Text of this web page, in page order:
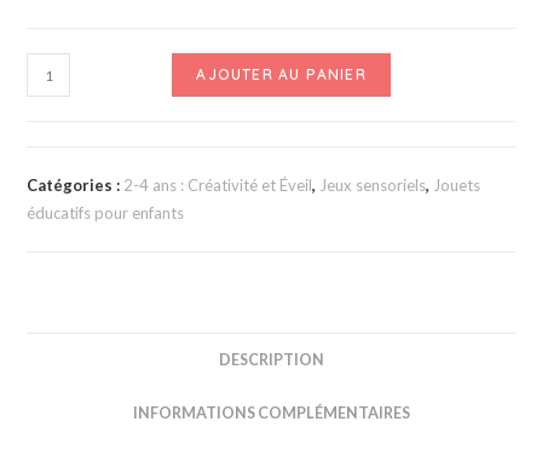
AJOUTER AU PANIER
Catégories : 2-4 ans : Créativité et Éveil, Jeux sensoriels, Jouets
éducatifs pour enfants
DESCRIPTION
INFORMATIONS COMPLÉMENTAIRES